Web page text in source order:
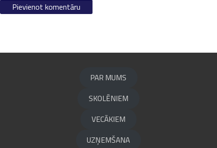
PAR MUMS
SKOLĒNIEM
VECĀKIEM
UZŅEMŠANA